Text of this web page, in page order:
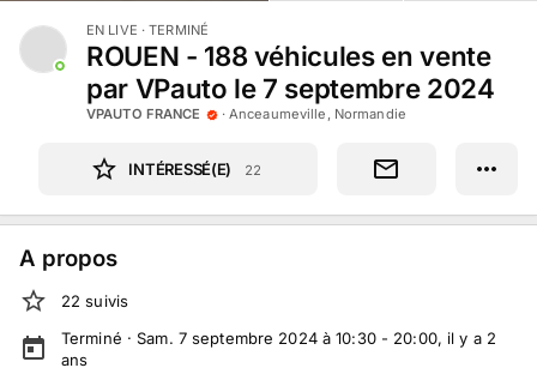
EN LIVE · TERMINÉ
ROUEN - 188 véhicules en vente
par VPauto le 7 septembre 2024
VPAUTO FRANCE · Anceaumeville, Normandie
INTÉRESSÉ(E) 22
A propos
22 suivis
Terminé ·Sam. 7 septembre 2024 à 10:30 - 20:00, il y a 2
ans